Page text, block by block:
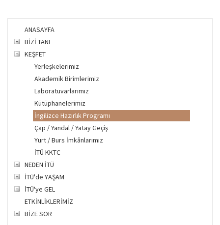
ANASAYFA
BİZİ TANI
KEŞFET
Yerleşkelerimiz
Akademik Birimlerimiz
Laboratuvarlarımız
Kütüphanelerimiz
İngilizce Hazırlık Programı
Çap / Yandal / Yatay Geçiş
Yurt / Burs İmkânlarımız
İTÜ KKTC
NEDEN İTÜ
İTÜ'de YAŞAM
İTÜ'ye GEL
ETKİNLİKLERİMİZ
BİZE SOR